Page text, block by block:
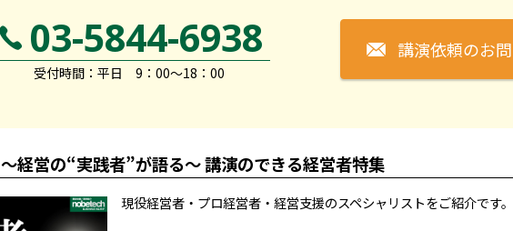
03-5844-6938
受付時間：平日 9：00～18：00
講演依頼のお
～経営の“実践者”が語る～ 講演のできる経営者特集
現役経営者・プロ経営者・経営支援のスペシャリストをご紹介です。